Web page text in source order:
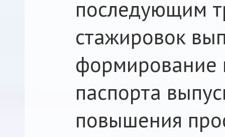
последующим
стажировок
формирование
паспорта
повышения